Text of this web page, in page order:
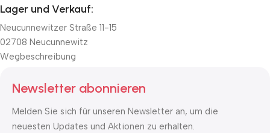
Lager und Verkauf:
Neucunnewitzer Straße 11-15
02708 Neucunnewitz
Wegbeschreibung
Newsletter abonnieren
Melden Sie sich für unseren Newsletter an, um die
neuesten Updates und Aktionen zu erhalten.